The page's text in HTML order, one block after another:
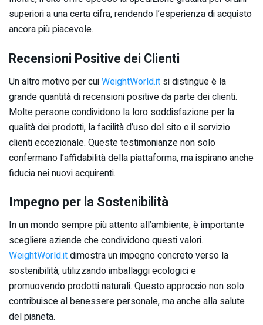
superiori a una certa cifra, rendendo l’esperienza di acquisto
ancora più piacevole.
Recensioni Positive dei Clienti
Un altro motivo per cuiWeightWorld.it si distingue è la
grande quantità di recensioni positive da parte dei clienti.
Molte persone condividono la loro soddisfazione per la
qualità dei prodotti, la facilità d’uso del sito e il servizio
clienti eccezionale. Queste testimonianze non solo
confermano l’affidabilità della piattaforma, ma ispirano anche
fiducia nei nuovi acquirenti.
Impegno per la Sostenibilità
In un mondo sempre più attento all’ambiente, è importante
scegliere aziende che condividono questi valori.
WeightWorld.itdimostra un impegno concreto verso la
sostenibilità, utilizzando imballaggi ecologici e
promuovendo prodotti naturali. Questo approccio non solo
contribuisce al benessere personale, ma anche alla salute
del pianeta.